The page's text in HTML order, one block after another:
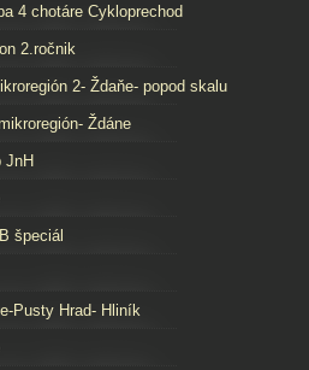
4 chotáre Cykloprechod
2.ročnik
2- Ždaňe- popod skalu
Ždáne
JnH
špeciál
Pusty Hrad- Hliník